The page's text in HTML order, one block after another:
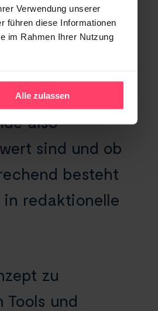
Verwendung unserer
führen diese Informationen
im Rahmen Ihrer Nutzung
Alle zulassen
also
sind und ob
besteht
redaktionelle
zu
und